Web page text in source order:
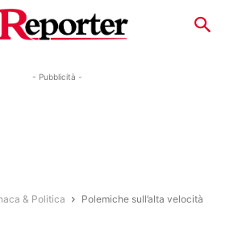
- Pubblicità -
& Politica Polemiche sull’alta velocità